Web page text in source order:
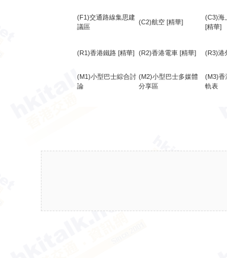
(F1)交通路線集思建
議區
(C2)航空 [精華]
(C3)海
[精華]
(R1)香港鐵路 [精華] (R2)香港電車 [精華] (R3)港
(M1)小型巴士綜合討
論
(M2)小型巴士多媒體
分享區
(M3)香
軌表